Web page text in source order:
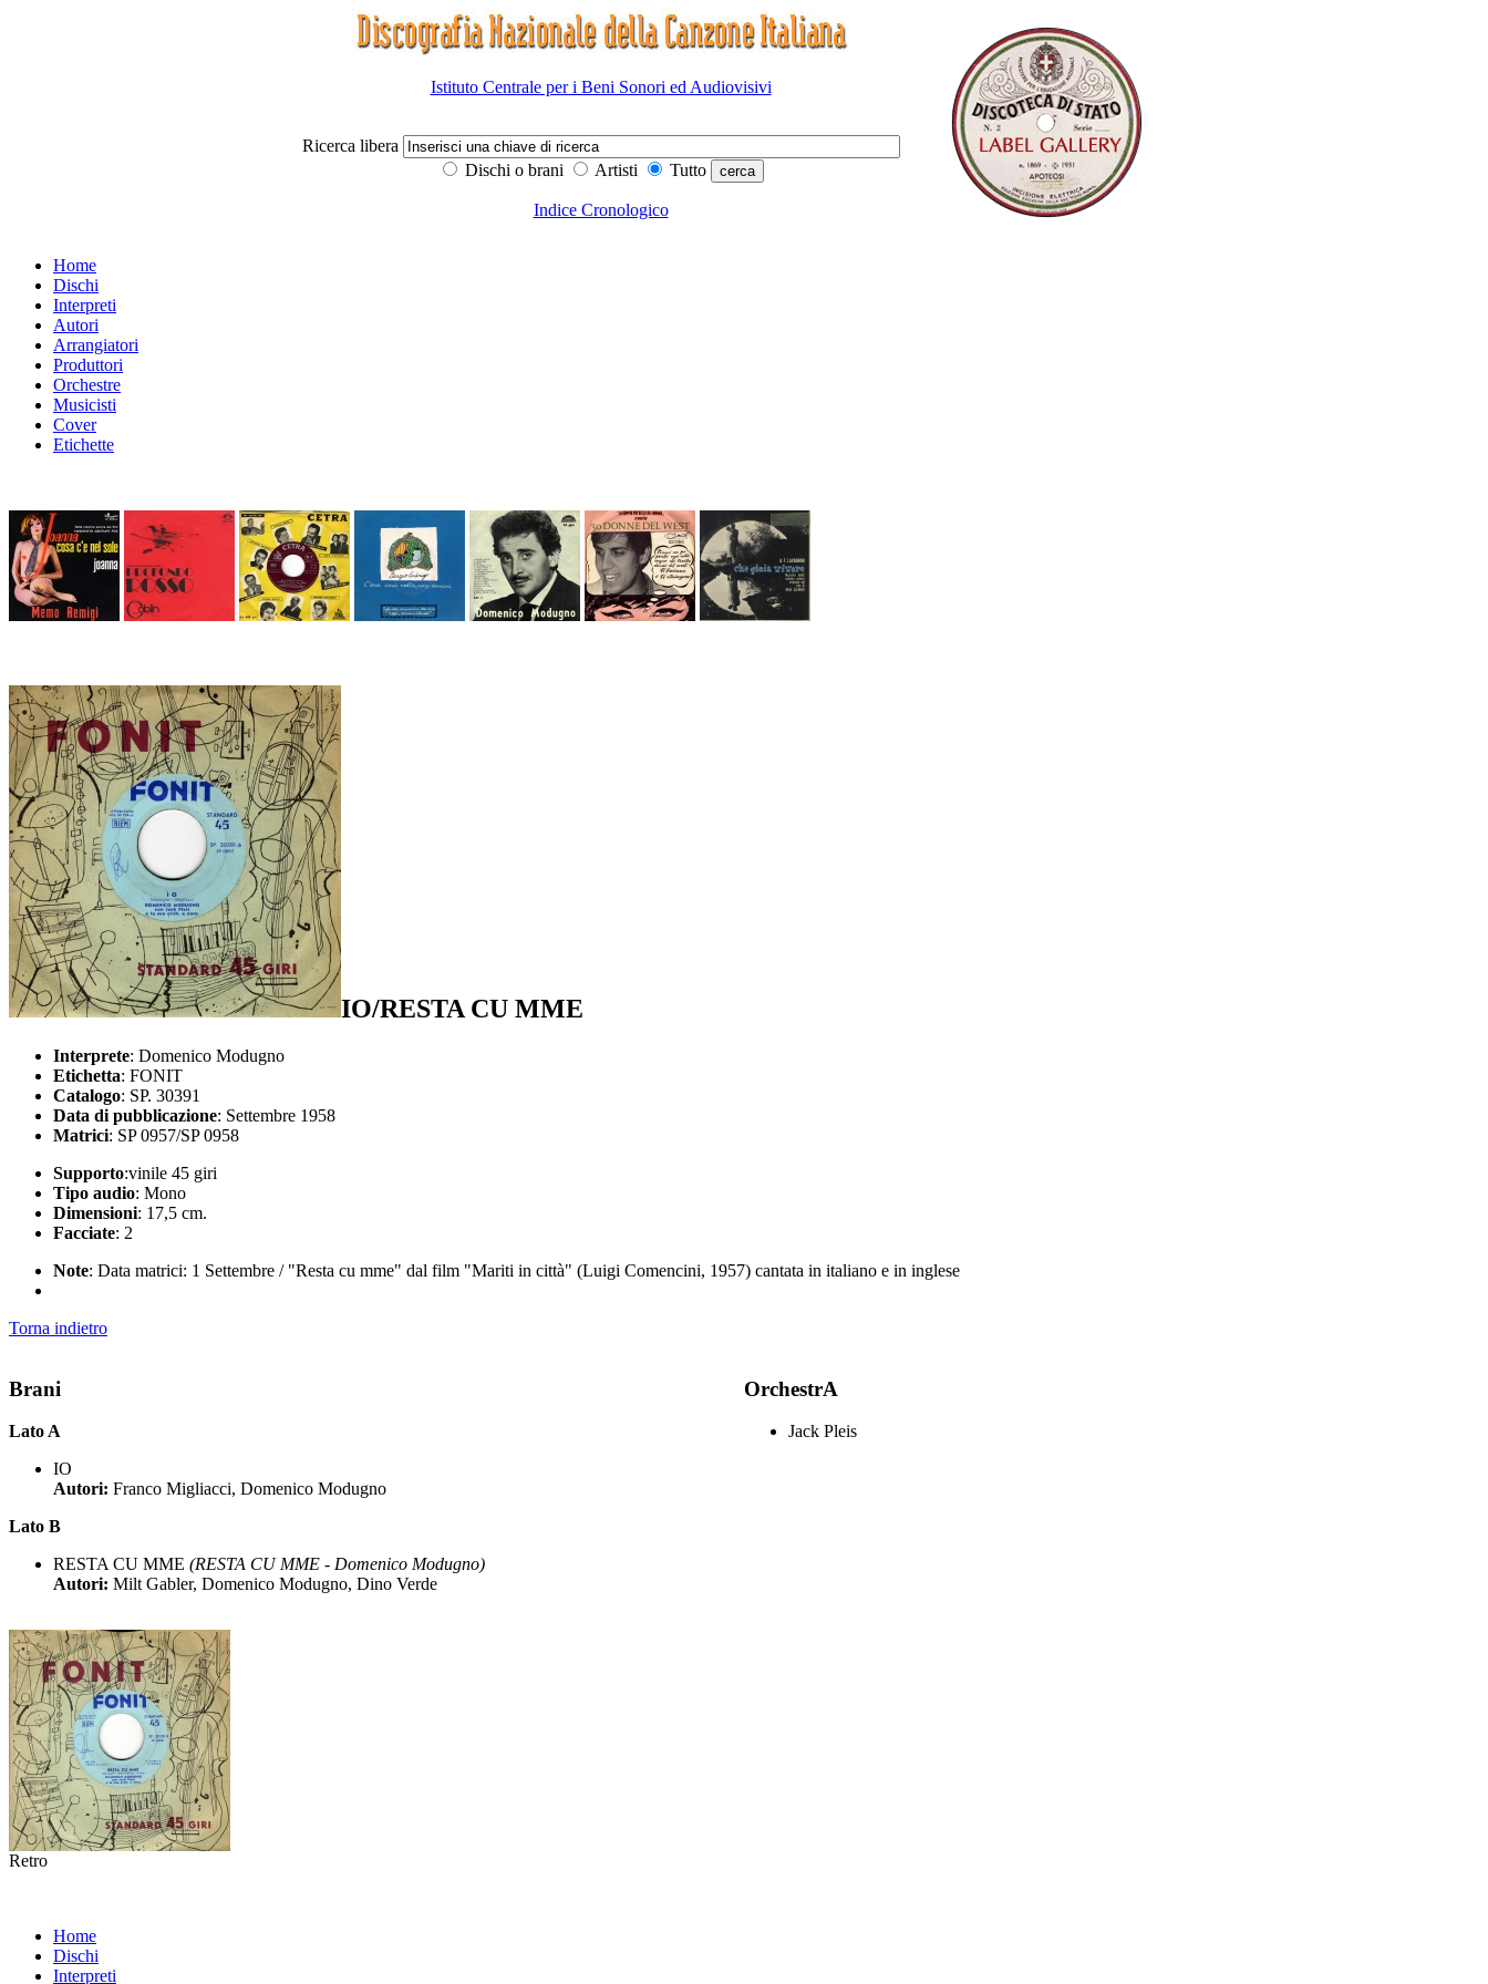
Istituto Centrale per i Beni Sonori ed Audiovisivi
Ricerca libera
Dischi o brani
Artisti Tutto
Indice Cronologico
Home
Dischi
Interpreti
Autori
Arrangiatori
Produttori
Orchestre
Musicisti
Cover
Etichette
IO/RESTA CU MME
Interprete: Domenico Modugno
Etichetta: FONIT
Catalogo: SP. 30391
Data di pubblicazione: Settembre 1958
Matrici: SP 0957/SP 0958
Supporto:vinile 45 giri
Tipo audio: Mono
Dimensioni: 17,5 cm.
Facciate: 2
Note: Data matrici: 1 Settembre / "Resta cu mme" dal film "Mariti in città" (Luigi Comencini, 1957) cantata in italiano e in inglese
Torna indietro
Brani
Lato A
IO
Autori: Franco Migliacci, Domenico Modugno
Lato B
RESTA CU MME (RESTA CU MME - Domenico Modugno)
Autori: Milt Gabler, Domenico Modugno, Dino Verde
OrchestrA
Jack Pleis
Retro
Home
Dischi
Interpreti